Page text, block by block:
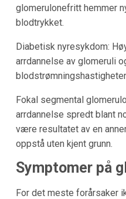
glomerulonefritt hemmer
blodtrykket.
Diabetisk nyresykdom:
arrdannelse av glomeruli
Fokal segmental
arrdannelse spredt blant
være resultatet av en
oppstå uten kjent grunn.
Symptomer på
For det meste forårsaker